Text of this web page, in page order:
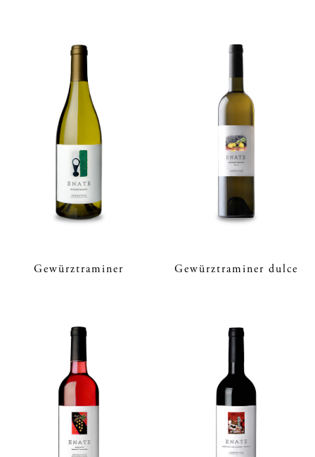
Gewürztraminer Gewürztraminer dulce